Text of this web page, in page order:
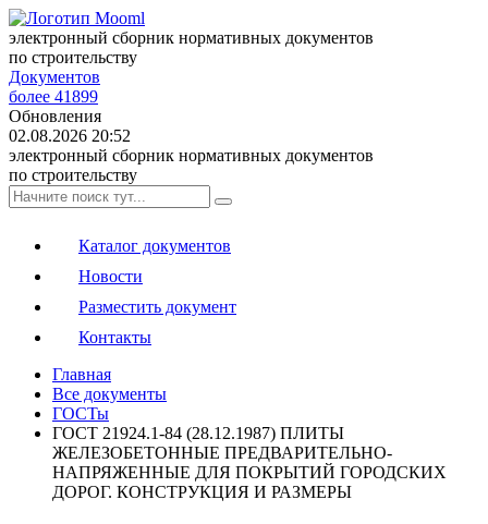
электронный сборник нормативных документов
по строительству
Документов
более 41899
Обновления
02.08.2026 20:52
электронный сборник нормативных документов
по строительству
Каталог документов
Новости
Разместить документ
Контакты
Главная
Все документы
ГОСТы
ГОСТ 21924.1-84 (28.12.1987) ПЛИТЫ
ЖЕЛЕЗОБЕТОННЫЕ ПРЕДВАРИТЕЛЬНО-
НАПРЯЖЕННЫЕ ДЛЯ ПОКРЫТИЙ ГОРОДСКИХ
ДОРОГ. КОНСТРУКЦИЯ И РАЗМЕРЫ